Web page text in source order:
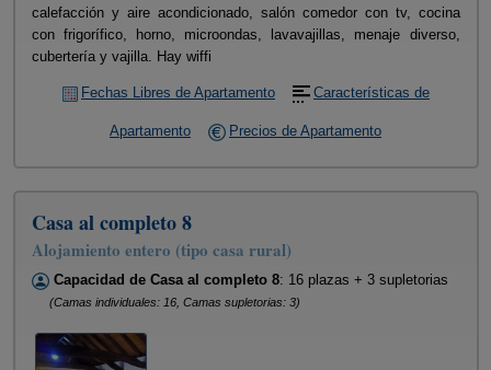
calefacción y aire acondicionado, salón comedor con tv, cocina
con frigorífico, horno, microondas, lavavajillas, menaje diverso,
cubertería y vajilla. Hay wiffi
Fechas Libres de Apartamento Características de
Apartamento Precios de Apartamento
Casa al completo 8
Alojamiento entero (tipo casa rural)
Capacidad de Casa al completo 8: 16 plazas + 3 supletorias
(Camas individuales: 16, Camas supletorias: 3)